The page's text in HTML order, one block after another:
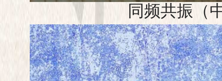
同频共振（中